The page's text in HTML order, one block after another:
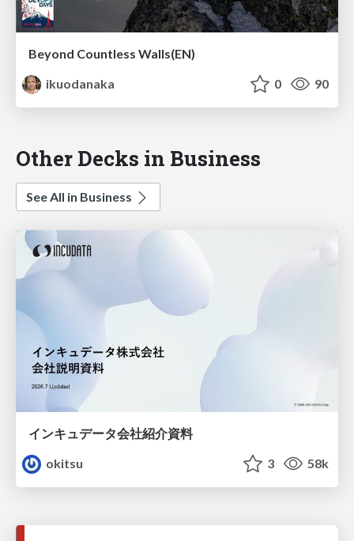
Beyond Countless Walls(EN)
ikuodanaka
0 90
Other Decks in Business
See All in Business
インキュデータ会社紹介資料
okitsu
3 58k